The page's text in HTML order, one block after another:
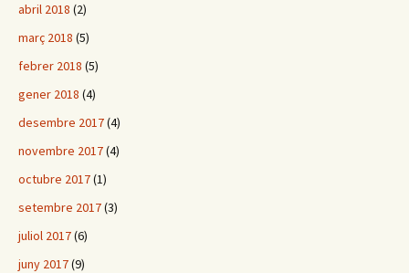
abril 2018 (2)
març 2018 (5)
febrer 2018 (5)
gener 2018 (4)
desembre 2017(4)
novembre 2017(4)
octubre 2017(1)
setembre 2017(3)
juliol 2017(6)
juny 2017(9)